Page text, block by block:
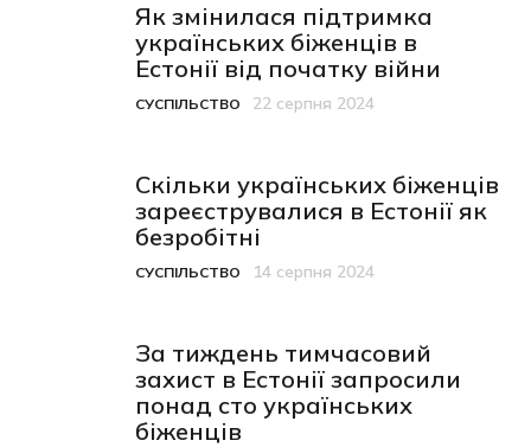
Як змінилася підтримка
українських біженців в
Естонії від початку війни
Категорія
СУСПІЛЬСТВО
Дата публікації22 серпня 2024
Скільки українських біженців
зареєструвалися в Естонії як
безробітні
Категорія
СУСПІЛЬСТВО
Дата публікації14 серпня 2024
За тиждень тимчасовий
захист в Естонії запросили
понад сто українських
біженців